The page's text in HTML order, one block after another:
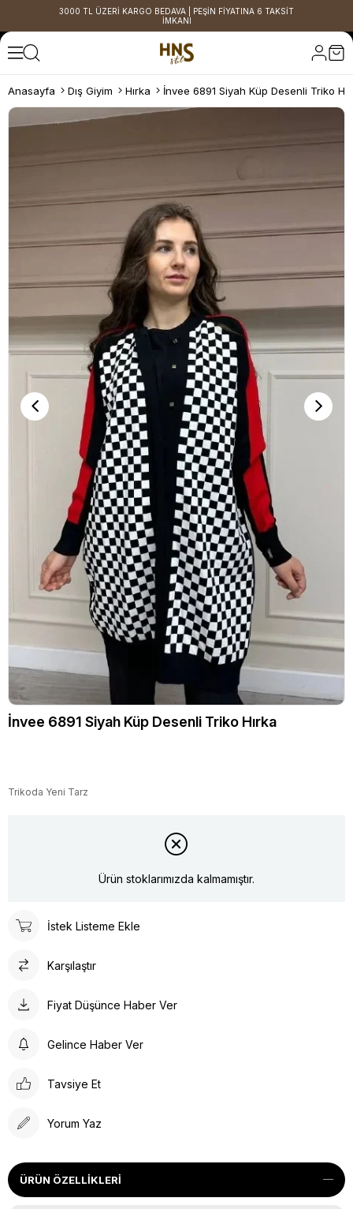
3000 TL ÜZERİ KARGO BEDAVA | PEŞİN FİYATINA 6 TAKSİT
İMKANI
Anasayfa Dış Giyim Hırka İnvee 6891 Siyah Küp Desenli Triko
İnvee 6891 Siyah Küp Desenli Triko Hırka
Trikoda Yeni Tarz
Ürün stoklarımızda kalmamıştır.
İstek Listeme Ekle
Karşılaştır
Fiyat Düşünce Haber Ver
Gelince Haber Ver
Tavsiye Et
Yorum Yaz
ÜRÜN ÖZELLIKLERI